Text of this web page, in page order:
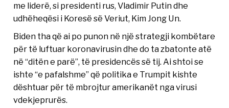
me liderë, si presidenti rus, Vladimir Putin dhe
udhëheqësi i Koresë së Veriut, Kim Jong Un.
Biden tha që ai po punon në një strategji kombëtare
për të luftuar koronavirusin dhe do ta zbatonte atë
në “ditën e parë”, të presidencës së tij. Ai shtoi se
ishte “e pafalshme” që politika e Trumpit kishte
dështuar për të mbrojtur amerikanët nga virusi
vdekjeprurës.